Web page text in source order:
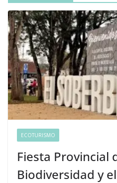
ECOTURISMO
Fiesta Provincial
Biodiversidad y